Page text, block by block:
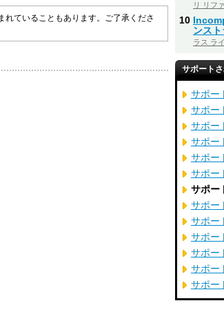
ていることもあります。ご了承くださ
リ リフ
10
ンスト
ラス ラ
サポート
サポー
サポー
サポー
サポー
サポー
サポー
サポー
サポー
サポー
サポー
サポー
サポー
サポー